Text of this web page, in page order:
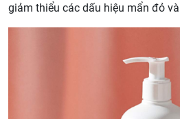
giảm thiểu các dấu hiệu mẩn đỏ